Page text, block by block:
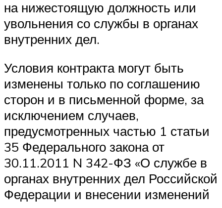
на нижестоящую должность или
увольнения со службы в органах
внутренних дел.
Условия контракта могут быть
изменены только по соглашению
сторон и в письменной форме, за
исключением случаев,
предусмотренных частью 1 статьи
35 Федерального закона от
30.11.2011 N 342-ФЗ «О службе в
органах внутренних дел Российской
Федерации и внесении изменений